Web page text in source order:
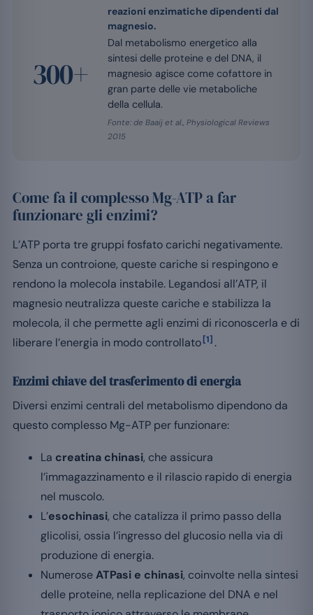
300+
reazioni enzimatiche dipendenti dal
magnesio.
Dal metabolismo energetico alla
sintesi delle proteine e del DNA, il
magnesio agisce come cofattore in
gran parte delle vie metaboliche
della cellula.
Fonte: de Baaij et al., Physiological Reviews
2015
Come fa il complesso Mg-ATP a far
funzionare gli enzimi?
L’ATP porta tre gruppi fosfato carichi negativamente.
Senza un controione, queste cariche si respingono e
rendono la molecola instabile. Legandosi all’ATP, il
magnesio neutralizza queste cariche e stabilizza la
molecola, il che permette agli enzimi di riconoscerla e di
liberare l’energia in modo controllato[1] .
Enzimi chiave del trasferimento di energia
Diversi enzimi centrali del metabolismo dipendono da
questo complesso Mg-ATP per funzionare:
La creatina chinasi, che assicura
l’immagazzinamento e il rilascio rapido di energia
nel muscolo.
L’esochinasi, che catalizza il primo passo della
glicolisi, ossia l’ingresso del glucosio nella via di
produzione di energia.
NumeroseATPasi e chinasi, coinvolte nella sintesi
delle proteine, nella replicazione del DNA e nel